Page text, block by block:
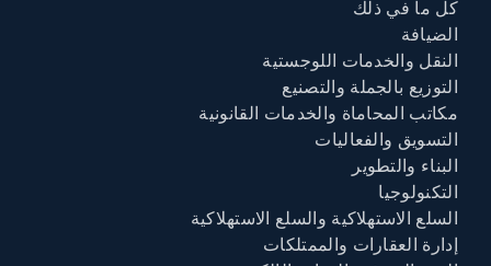
كل ما في ذلك
الضيافة
النقل والخدمات اللوجستية
التوزيع بالجملة والتصنيع
مكاتب المحاماة والخدمات القانونية
التسويق والفعاليات
البناء والتطوير
التكنولوجيا
السلع الاستهلاكية والسلع الاستهلاكية
إدارة العقارات والممتلكات